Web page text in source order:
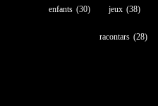
enfants (30) jeux (38)
racontars (28)